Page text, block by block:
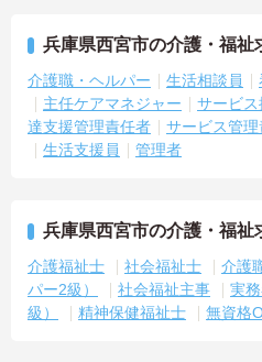
兵庫県西宮市の介護・福祉
介護職・ヘルパー 生活相談員
主任ケアマネジャー
サービ
達支援管理責任者
サービス管
生活支援員
管理者
兵庫県西宮市の介護・福祉
介護福祉士 社会福祉士
介護
パー2級）
社会福祉主事
実
級）
精神保健福祉士 無資格